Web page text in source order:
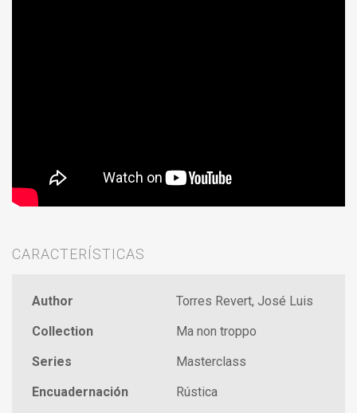
CARACTERÍSTICAS
Author
Torres Revert, José Luis
Collection
Ma non troppo
Series
Masterclass
Encuadernación
Rústica